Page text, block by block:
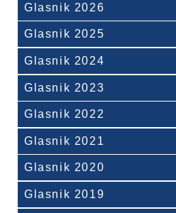
Glasnik 2026
Glasnik 2025
Glasnik 2024
Glasnik 2023
Glasnik 2022
Glasnik 2021
Glasnik 2020
Glasnik 2019